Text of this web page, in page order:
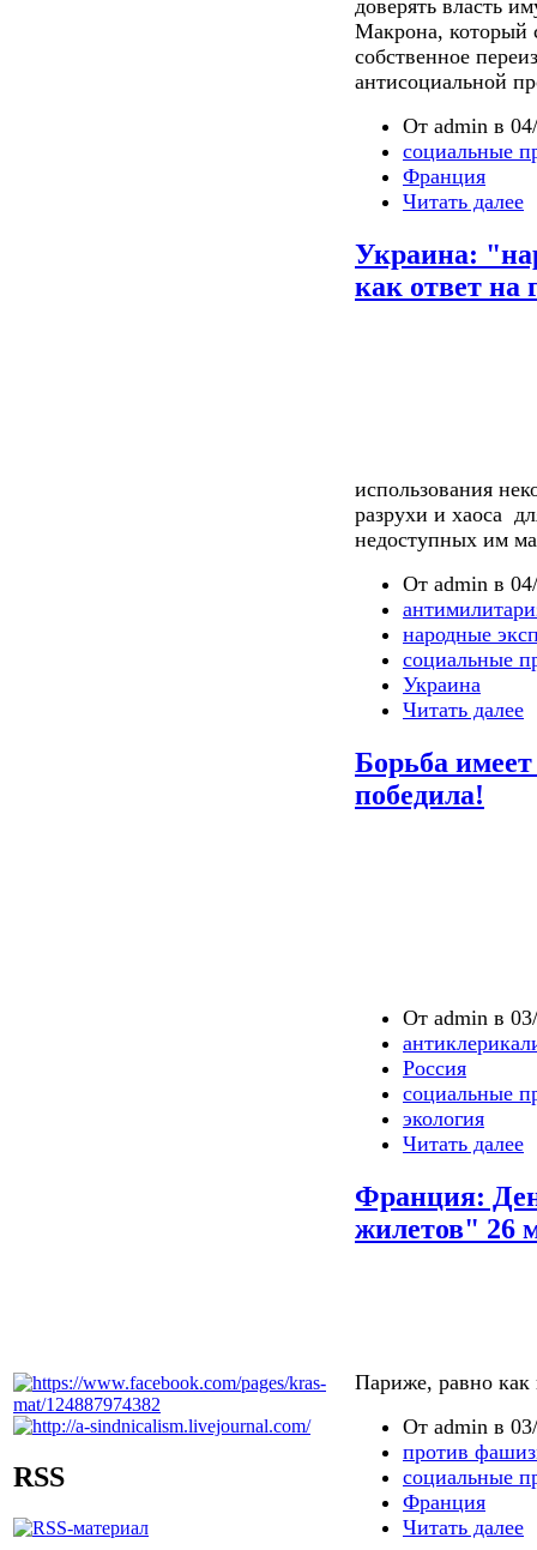
RSS
доверять власть
Макрона, который
собственное
антисоциальной
От admin в
социальные
Франция
Читать далее
Украина:
как ответ на
использования
разрухи и хаоса
недоступных им
От admin в
народные
социальные
Украина
Читать далее
Борьба
победила!
От admin в
Россия
социальные
экология
Читать далее
Франция:
жилетов" 26
Париже, равно как
От admin в
против
социальные
Франция
Читать далее